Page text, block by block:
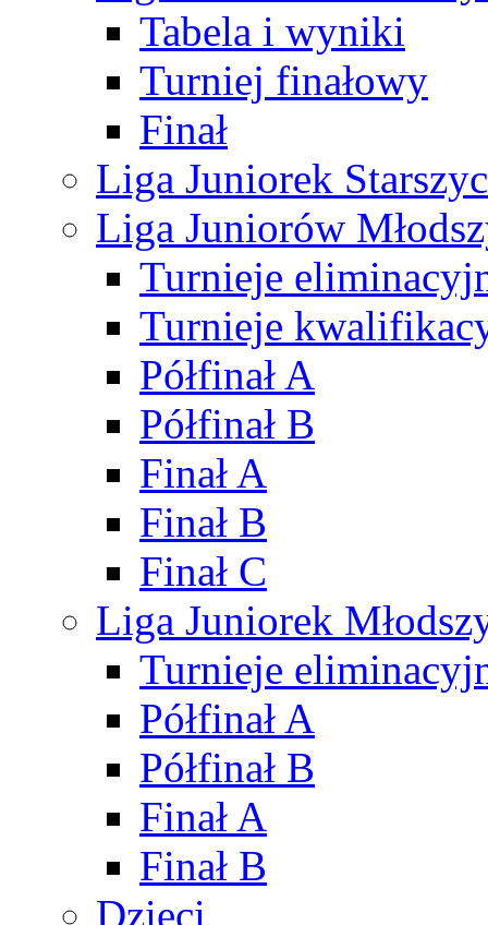
Tabela i wyniki
Turniej finałowy
Finał
Liga Juniorek
Liga Juniorów
Turnieje
Turnieje
Półfinał A
Półfinał B
Finał A
Finał B
Finał C
Liga Juniorek
Turnieje
Półfinał A
Półfinał B
Finał A
Finał B
Dzieci